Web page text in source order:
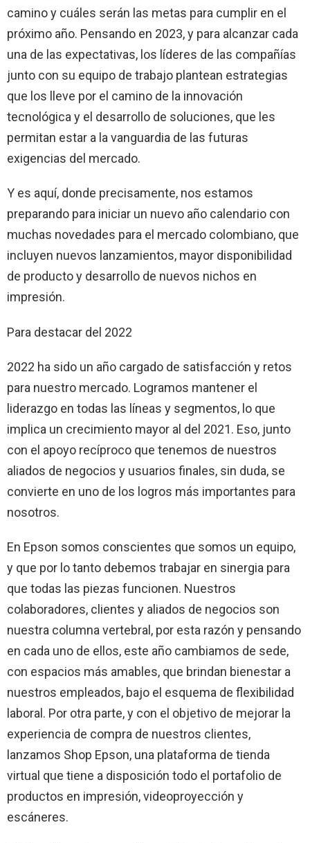
camino y cuáles serán las metas para cumplir en el
próximo año. Pensando en 2023, y para alcanzar cada
una de las expectativas, los líderes de las compañías
junto con su equipo de trabajo plantean estrategias
que los lleve por el camino de la innovación
tecnológica y el desarrollo de soluciones, que les
permitan estar a la vanguardia de las futuras
exigencias del mercado.
Y es aquí, donde precisamente, nos estamos
preparando para iniciar un nuevo año calendario con
muchas novedades para el mercado colombiano, que
incluyen nuevos lanzamientos, mayor disponibilidad
de producto y desarrollo de nuevos nichos en
impresión.
Para destacar del 2022
2022 ha sido un año cargado de satisfacción y retos
para nuestro mercado. Logramos mantener el
liderazgo en todas las líneas y segmentos, lo que
implica un crecimiento mayor al del 2021. Eso, junto
con el apoyo recíproco que tenemos de nuestros
aliados de negocios y usuarios finales, sin duda, se
convierte en uno de los logros más importantes para
nosotros.
En Epson somos conscientes que somos un equipo,
y que por lo tanto debemos trabajar en sinergia para
que todas las piezas funcionen. Nuestros
colaboradores, clientes y aliados de negocios son
nuestra columna vertebral, por esta razón y pensando
en cada uno de ellos, este año cambiamos de sede,
con espacios más amables, que brindan bienestar a
nuestros empleados, bajo el esquema de flexibilidad
laboral. Por otra parte, y con el objetivo de mejorar la
experiencia de compra de nuestros clientes,
lanzamos Shop Epson, una plataforma de tienda
virtual que tiene a disposición todo el portafolio de
productos en impresión, videoproyección y
escáneres.